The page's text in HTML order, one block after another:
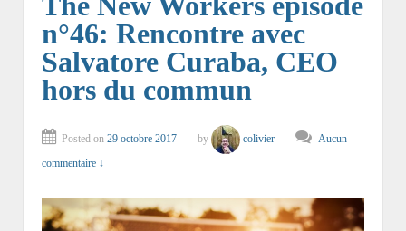
n°46: Rencontre avec
Salvatore Curaba, CEO
hors du commun
Posted on 29 octobre 2017 by colivier
Aucun
commentaire ↓